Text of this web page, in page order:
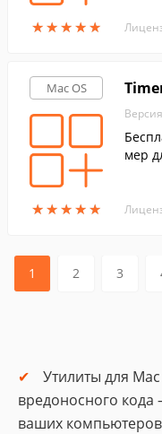
★★★★★
★★★★★
Mac OS
★★★★★
★★★★★
мер
1 2 3
Утилиты для
вредоносного кода
ваших